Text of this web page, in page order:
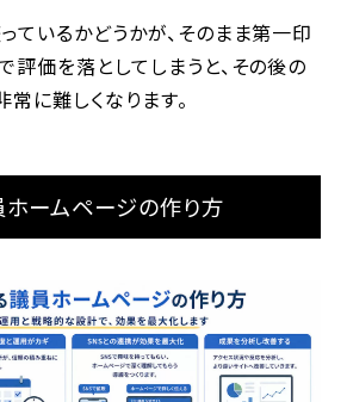
ているかどうかが、そのまま第一印
評価を落としてしまうと、その後の
に難しくなります。
ームページの作り方